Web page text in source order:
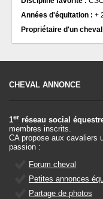
Années d'équitation : +
Propriétaire d'un cheval
CHEVAL ANNONCE
1er réseau social
membres inscrits.
CA propose aux cavaliers
passion :
Forum cheval
Petites annonces
Partage de photos